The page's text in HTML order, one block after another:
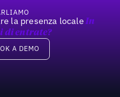
la presenza locale In
di entrate?
A DEMO